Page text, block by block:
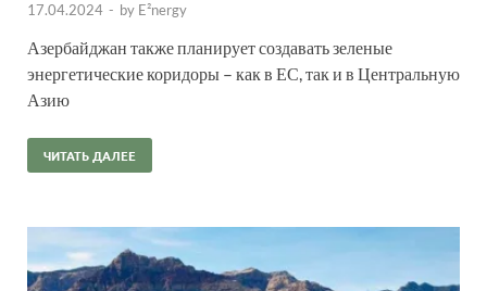
17.04.2024 - by E²nergy
Азербайджан также планирует создавать зеленые
энергетические коридоры – как в ЕС, так и в Центральную
Азию
ЧИТАТЬ ДАЛЕЕ